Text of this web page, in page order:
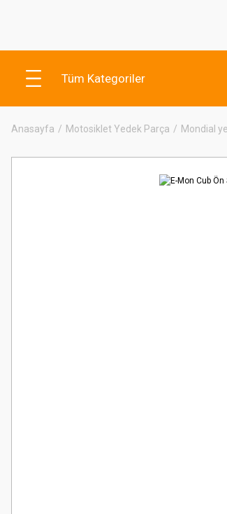
Tüm Kategoriler
Anasayfa Motosiklet Yedek Parça Mondial